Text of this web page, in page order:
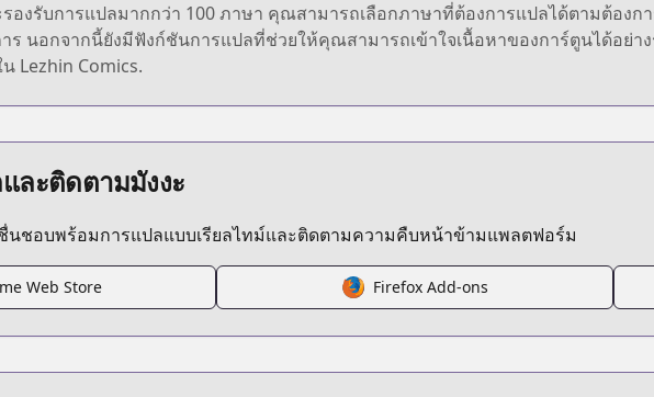
องรับการแปลมากกว่า 100 ภาษา คุณสามารถเลือกภาษาที่ต้องการแปลได้ตามต้องก
ร นอกจากนี้ยังมีฟังก์ชันการแปลที่ช่วยให้คุณสามารถเข้าใจเนื้อหาของการ์ตูนได้อย่
Lezhin Comics.
ละติดตามมังงะ
ชอบพร้อมการแปลแบบเรียลไทม์และติดตามความคืบหน้าข้ามแพลตฟอร์ม
Web Store Firefox Add-ons